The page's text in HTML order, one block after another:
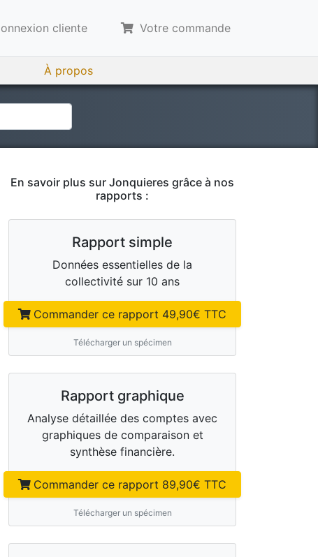
cliente Votre commande
À propos
En savoir plus sur Jonquieres grâce à nos
rapports :
Rapport simple
Données essentielles de la
collectivité sur 10 ans
Commander ce rapport 49,90€ TTC
Télécharger un spécimen
Rapport graphique
Analyse détaillée des comptes avec
graphiques de comparaison et
synthèse financière.
Commander ce rapport 89,90€ TTC
Télécharger un spécimen